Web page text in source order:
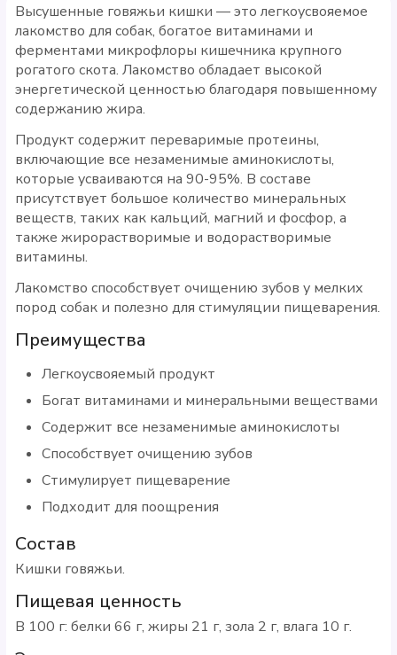
Высушенные говяжьи кишки — это легкоусвояемое
лакомство для собак, богатое витаминами и
ферментами микрофлоры кишечника крупного
рогатого скота. Лакомство обладает высокой
энергетической ценностью благодаря повышенному
содержанию жира.
Продукт содержит переваримые протеины,
включающие все незаменимые аминокислоты,
которые усваиваются на 90-95%. В составе
присутствует большое количество минеральных
веществ, таких как кальций, магний и фосфор, а
также жирорастворимые и водорастворимые
витамины.
Лакомство способствует очищению зубов у мелких
пород собак и полезно для стимуляции пищеварения.
Преимущества
Легкоусвояемый продукт
Богат витаминами и минеральными веществами
Содержит все незаменимые аминокислоты
Способствует очищению зубов
Стимулирует пищеварение
Подходит для поощрения
Состав
Кишки говяжьи.
Пищевая ценность
В 100 г: белки 66 г, жиры 21 г, зола 2 г, влага 10 г.